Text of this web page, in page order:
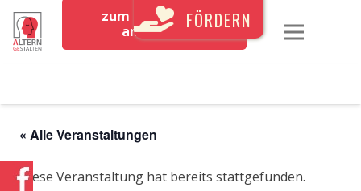
zum Newsletter
anmeldenFÖRDERN
« Alle Veranstaltungen
Diese Veranstaltung hat bereits stattgefunden.